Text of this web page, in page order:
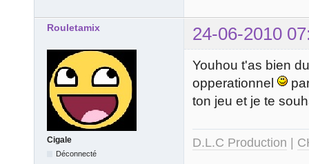
Rouletamix 24-06-2010
Cigale
Déconnecté
Youhou t'as bien
opperationnel
ton jeu et je te
D.L.C Production |